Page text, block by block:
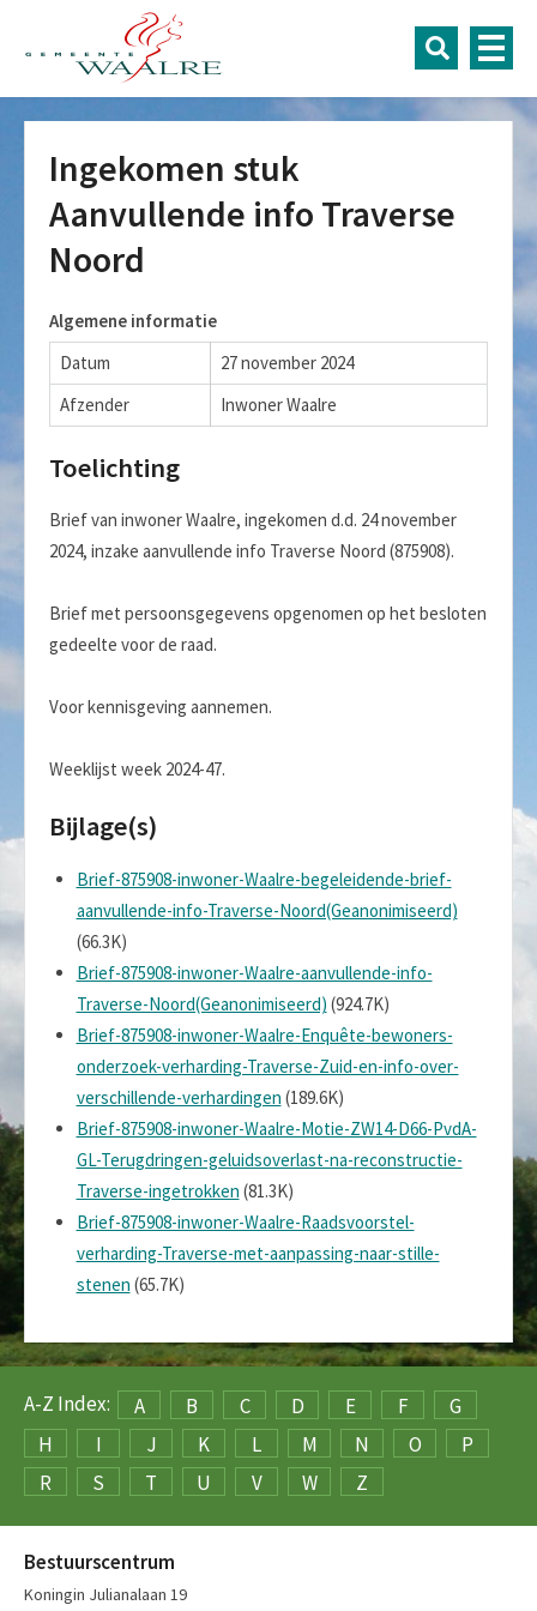
Ingekomen stuk
Aanvullende info Traverse
Noord
Algemene informatie
Datum
27 november 2024
Afzender
Inwoner Waalre
Toelichting
Brief van inwoner Waalre, ingekomen d.d. 24 november
2024, inzake aanvullende info Traverse Noord (875908).
Brief met persoonsgegevens opgenomen op het besloten
gedeelte voor de raad.
Voor kennisgeving aannemen.
Weeklijst week 2024-47.
Bijlage(s)
Brief-875908-inwoner-Waalre-begeleidende-brief-
aanvullende-info-Traverse-Noord(Geanonimiseerd)
(66.3K)
Brief-875908-inwoner-Waalre-aanvullende-info-
Traverse-Noord(Geanonimiseerd) (924.7K)
Brief-875908-inwoner-Waalre-Enquête-bewoners-
onderzoek-verharding-Traverse-Zuid-en-info-over-
verschillende-verhardingen (189.6K)
Brief-875908-inwoner-Waalre-Motie-ZW14-D66-PvdA-
GL-Terugdringen-geluidsoverlast-na-reconstructie-
Traverse-ingetrokken (81.3K)
Brief-875908-inwoner-Waalre-Raadsvoorstel-
verharding-Traverse-met-aanpassing-naar-stille-
stenen (65.7K)
A-Z Index: A B C D E F
G
H
I J K L M N O
P
R
S T U V W Z
Bestuurscentrum
Koningin Julianalaan 19